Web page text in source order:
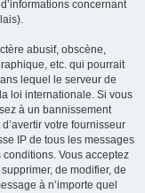
concernant
abusif, obscène,
etc. qui pourrait
lequel le serveur de
loi internationale. Si vous
à un bannissement
votre fournisseur
IP de tous les messages
Vous acceptez
de modifier, de
à n’importe quel